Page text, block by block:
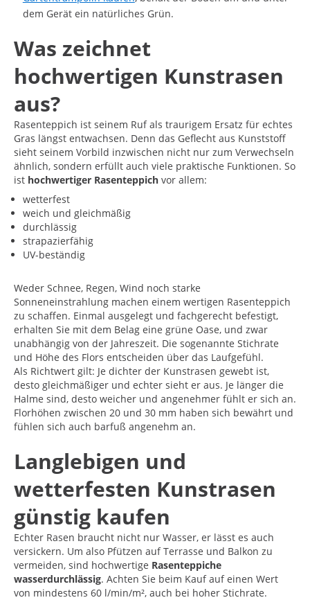
dem Gerät ein natürliches Grün.
Was zeichnet
hochwertigen Kunstrasen
aus?
Rasenteppich ist seinem Ruf als traurigem Ersatz für echtes
Gras längst entwachsen. Denn das Geflecht aus Kunststoff
sieht seinem Vorbild inzwischen nicht nur zum Verwechseln
ähnlich, sondern erfüllt auch viele praktische Funktionen. So
ist hochwertiger Rasenteppich vor allem:
wetterfest
weich und gleichmäßig
durchlässig
strapazierfähig
UV-beständig
Weder Schnee, Regen, Wind noch starke
Sonneneinstrahlung machen einem wertigen Rasenteppich
zu schaffen. Einmal ausgelegt und fachgerecht befestigt,
erhalten Sie mit dem Belag eine grüne Oase, und zwar
unabhängig von der Jahreszeit. Die sogenannte Stichrate
und Höhe des Flors entscheiden über das Laufgefühl.
Als Richtwert gilt: Je dichter der Kunstrasen gewebt ist,
desto gleichmäßiger und echter sieht er aus. Je länger die
Halme sind, desto weicher und angenehmer fühlt er sich an.
Florhöhen zwischen 20 und 30 mm haben sich bewährt und
fühlen sich auch barfuß angenehm an.
Langlebigen und
wetterfesten Kunstrasen
günstig kaufen
Echter Rasen braucht nicht nur Wasser, er lässt es auch
versickern. Um also Pfützen auf Terrasse und Balkon zu
vermeiden, sind hochwertige Rasenteppiche
wasserdurchlässig. Achten Sie beim Kauf auf einen Wert
von mindestens 60 l/min/m², auch bei hoher Stichrate.